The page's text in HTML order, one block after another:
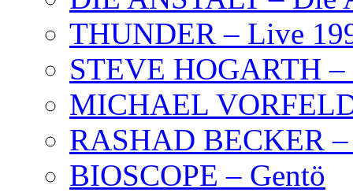
THUNDER – Live
STEVE HOGARTH –
MICHAEL
RASHAD BECKER
BIOSCOPE – Gentö